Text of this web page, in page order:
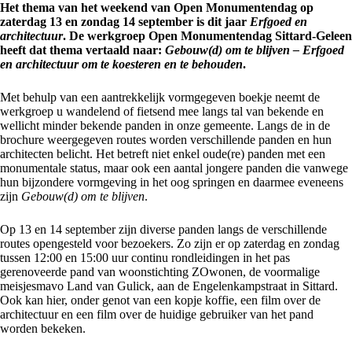
Het thema van het weekend van Open Monumentendag op
zaterdag 13 en zondag 14 september is dit jaar Erfgoed en
architectuur. De werkgroep Open Monumentendag Sittard-Geleen
heeft dat thema vertaald naar: Gebouw(d) om te blijven – Erfgoed
en architectuur om te koesteren en te behouden.
Met behulp van een aantrekkelijk vormgegeven boekje neemt de
werkgroep u wandelend of fietsend mee langs tal van bekende en
wellicht minder bekende panden in onze gemeente. Langs de in de
brochure weergegeven routes worden verschillende panden en hun
architecten belicht. Het betreft niet enkel oude(re) panden met een
monumentale status, maar ook een aantal jongere panden die vanwege
hun bijzondere vormgeving in het oog springen en daarmee eveneens
zijn Gebouw(d) om te blijven.
Op 13 en 14 september zijn diverse panden langs de verschillende
routes opengesteld voor bezoekers. Zo zijn er op zaterdag en zondag
tussen 12:00 en 15:00 uur continu rondleidingen in het pas
gerenoveerde pand van woonstichting ZOwonen, de voormalige
meisjesmavo Land van Gulick, aan de Engelenkampstraat in Sittard.
Ook kan hier, onder genot van een kopje koffie, een film over de
architectuur en een film over de huidige gebruiker van het pand
worden bekeken.